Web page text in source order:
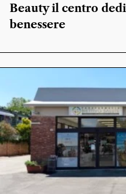
Beauty il centro
benessere